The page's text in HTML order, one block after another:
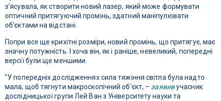
з'ясувала, як створити новий лазер, який може формувати
оптичний притягуючий промінь, здатний маніпулювати
об'єктами на відстані.
Попри все ще крихітні розміри, новий промінь, що притягує, має
значну потужність. І хоча він, як і раніше, невеликий, попередні
версії були ще меншими.
"У попередніх дослідженнях сила тяжіння світла була надто
мала, щоб тягнути макроскопічний об'єкт, – заявивучасник
дослідницької групи Лей Ван з Університету науки та